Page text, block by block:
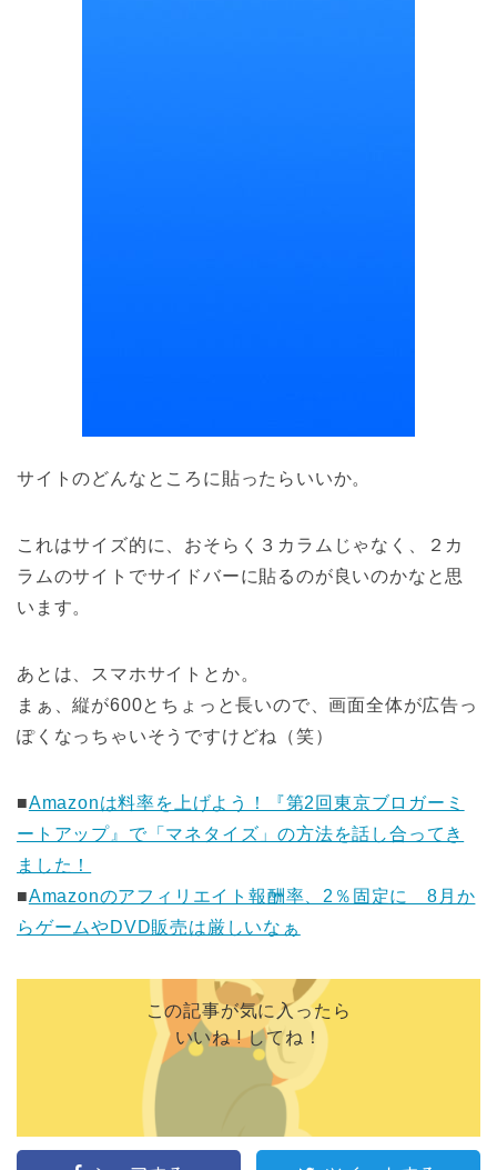
サイトのどんなところに貼ったらいいか。
これはサイズ的に、おそらく３カラムじゃなく、２カ
ラムのサイトでサイドバーに貼るのが良いのかなと思
います。
あとは、スマホサイトとか。
まぁ、縦が600とちょっと長いので、画面全体が広告っ
ぽくなっちゃいそうですけどね（笑）
■Amazonは料率を上げよう！『第2回東京ブロガーミ
ートアップ』で「マネタイズ」の方法を話し合ってき
ました！
■Amazonのアフィリエイト報酬率、2％固定に 8月か
らゲームやDVD販売は厳しいなぁ
この記事が気に入ったら
いいね ! してね！